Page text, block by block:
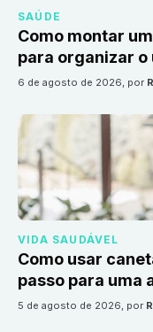
SAÚDE
Como montar
para organizar o
6 de agosto de 2026, por
VIDA SAUDÁVEL
Como usar
passo para uma
5 de agosto de 2026, por